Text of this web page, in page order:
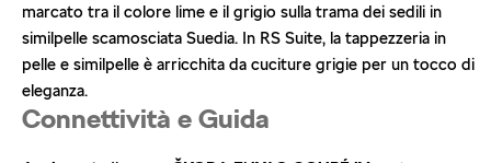
marcato tra il colore lime e il grigio sulla trama dei sedili in
similpelle scamosciata Suedia. In RS Suite, la tappezzeria in
pelle e similpelle è arricchita da cuciture grigie per un tocco di
eleganza.
Connettività e Guida